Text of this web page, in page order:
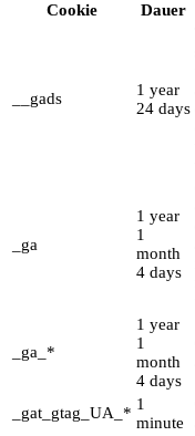
Cookie
Dauer
__gads
1 year
24 days
_ga
1 year
1
month
4 days
_ga_*
1 year
1
month
4 days
_gat_gtag_UA_* 1
minute